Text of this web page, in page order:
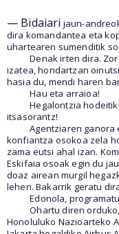
— Bidaiari jaun-
dira komandantea eta
uhartearen sumenditik
Denak irten dira.
izatea, hondartzan
hasia du, mendi haren
Hau eta arraioa!
Hegalontzia
itsasorantz!
Agentziaren ganora
konfiantza osokoa zela
zama eutsi ahal izan.
Eskifaia osoak egin du
doaz airean murgil
lehen. Bakarrik geratu
Edonola,
Ohartu diren
Honoluluko Nazioarteko